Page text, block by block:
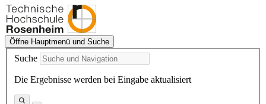
Öffne Hauptmenü und Suche
Suche
Die Ergebnisse werden bei Eingabe aktualisiert